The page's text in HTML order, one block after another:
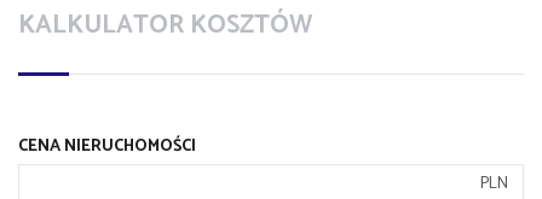
KALKULATOR KOSZTÓW
CENA NIERUCHOMOŚCI
PLN